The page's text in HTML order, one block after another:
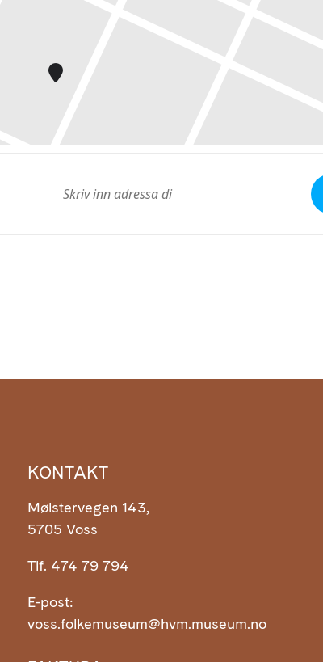
KONTAKT
Mølstervegen 143,
5705 Voss
Tlf. 474 79 794
E-post:
voss.folkemuseum@hvm.museum.no